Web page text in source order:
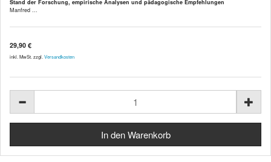
Stand der Forschung, empirische Analysen und pädagogische Empfehlungen
Manfred ...
29,90 €
inkl. MwSt. zzgl. Versandkosten